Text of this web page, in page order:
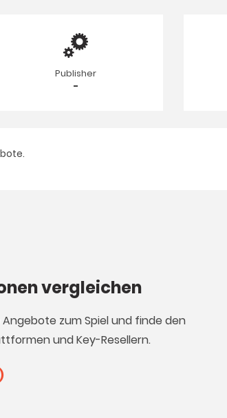
Publisher
-
vergleichen
zum Spiel und finde den
und Key-Resellern.